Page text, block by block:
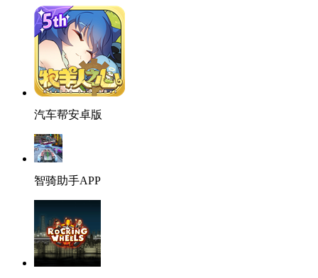
汽车帮安卓版
智骑助手APP